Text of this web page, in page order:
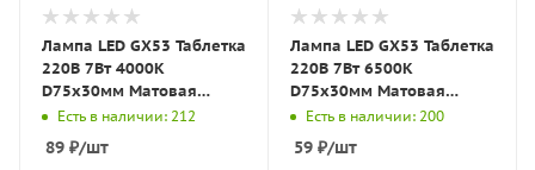
Лампа LED GX53 Таблетка
220В 7Вт 4000К
D75х30мм Матовая
колба 120º 520Лм
GX5307-G LBT
Есть в наличии: 212
89 ₽/шт
Лампа LED GX53 Таблетка
220В 7Вт 6500К
D75х30мм Матовая
колба 180º 520Лм
GX5307-P LBT
Есть в наличии: 200
59 ₽/шт